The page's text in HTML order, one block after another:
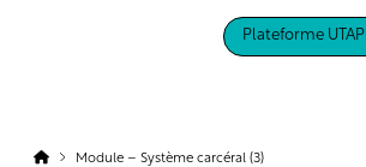
Plateforme UTAPI
Module – Système carcéral (3)